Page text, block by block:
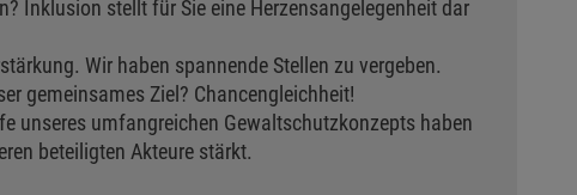
Inklusion stellt für Sie eine Herzensangelegenheit dar
Wir haben spannende Stellen zu vergeben.
gemeinsames Ziel? Chancengleichheit!
unseres umfangreichen Gewaltschutzkonzepts haben
beteiligten Akteure stärkt.